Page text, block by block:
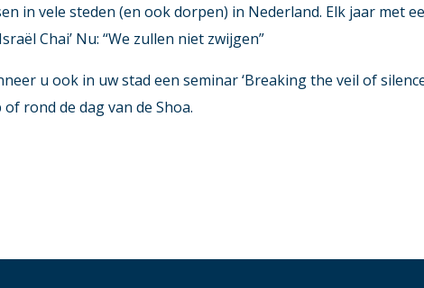
in vele steden (en ook dorpen) in Nederland. Elk jaar met
Chai’ Nu: “We zullen niet zwijgen”
u ook in uw stad een seminar ‘Breaking the veil of
rond de dag van de Shoa.